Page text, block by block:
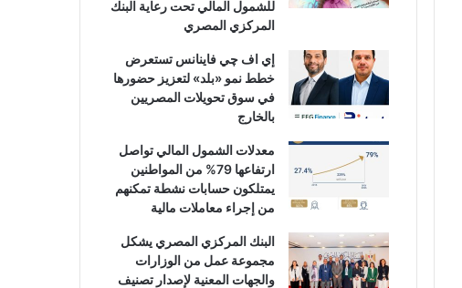
للشمول المالي تحت رعاية البنك
المركزي المصري
إي اف چي فاينانس تستعرض
خطط نمو «بلد» لتعزيز حضورها
في سوق تحويلات المصريين
بالخارج
معدلات الشمول المالي تواصل
ارتفاعها 79% من المواطنين
يمتلكون حسابات نشطة تمكنهم
من إجراء معاملات مالية
البنك المركزي المصري يشكل
مجموعة عمل من الوزارات
والجهات المعنية لإصدار تصنيف